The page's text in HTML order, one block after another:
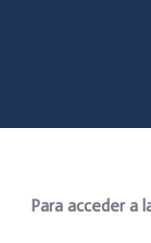
Para acceder a